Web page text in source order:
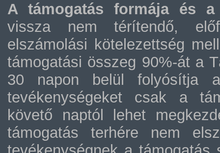
A támogatás formája és a
vissza nem térítendő,
elszámolási kötelezettség
támogatási összeg 90%-át a
30 napon belül folyósítja a
tevékenységeket csak a
követő naptól lehet
támogatás terhére nem